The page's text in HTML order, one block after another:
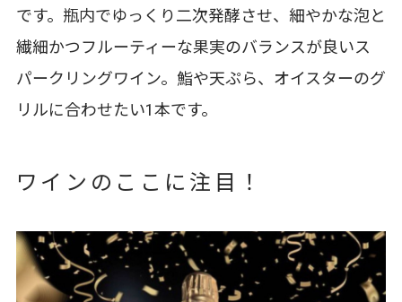
です。瓶内でゆっくり二次発酵させ、細やかな泡と
繊細かつフルーティーな果実のバランスが良いス
パークリングワイン。鮨や天ぷら、オイスターのグ
リルに合わせたい1本です。
ワインのここに注目！